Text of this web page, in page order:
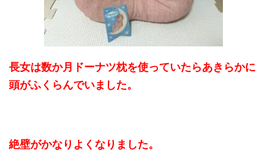
長女は数か月ドーナツ枕を使っていたらあきらかに
頭がふくらんでいました。
絶壁がかなりよくなりました。